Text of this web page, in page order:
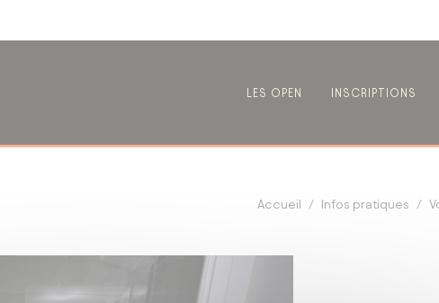
LES OPEN INSCRIPTIONS
Accueil Infos pratiques